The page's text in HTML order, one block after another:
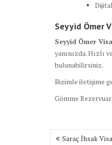
Seyyid Ömer
Seyyid Ömer
yanınızda. Hızlı
bulunabilirsiniz.
Bizimle iletişime
Gömme
YazıSaraç İhsak